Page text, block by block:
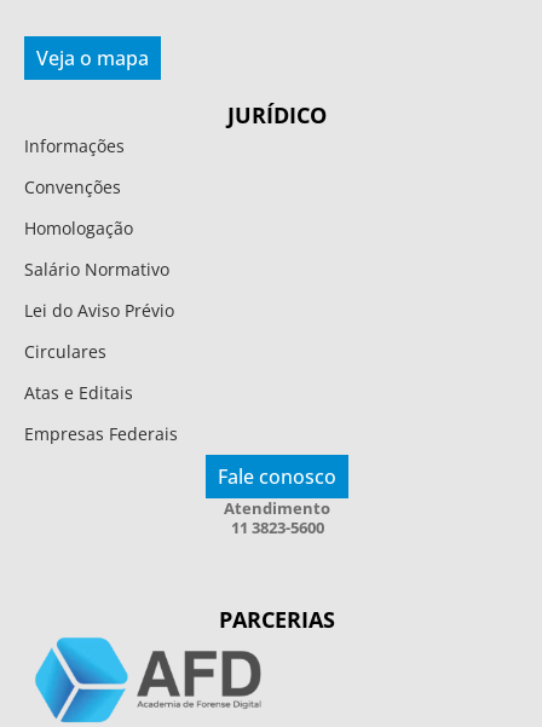
Veja o mapa
JURÍDICO
Informações
Convenções
Homologação
Salário Normativo
Lei do Aviso Prévio
Circulares
Atas e Editais
Empresas Federais
Fale conosco
Atendimento
11 3823-5600
PARCERIAS